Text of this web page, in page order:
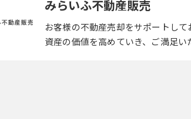
みらいふ不動産販売
お客様の不動産売却をサポートし
資産の価値を高めていき、ご満足い